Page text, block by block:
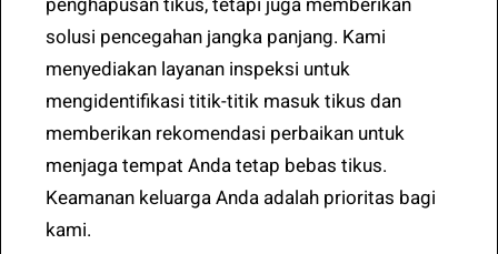
solusi pencegahan jangka panjang. Kami
menyediakan layanan inspeksi untuk
mengidentifikasi titik-titik masuk tikus dan
memberikan rekomendasi perbaikan untuk
menjaga tempat Anda tetap bebas tikus.
Keamanan keluarga Anda adalah prioritas bagi
kami.